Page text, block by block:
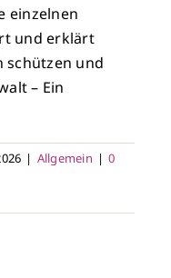
einzelnen
und erklärt
schützen und
– Ein
| Allgemein | 0